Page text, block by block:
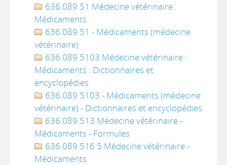
636.089 51 Médecine vétérinaire :
Médicaments
636.089 51 - Médicaments (médecine
vétérinaire)
636.089 5103 Médecine vétérinaire :
Médicaments : Dictionnaires et
encyclopédies
636.089 5103 - Médicaments (médecine
vétérinaire) - Dictionnaires et encyclopédies
636.089 513 Médecine vétérinaire -
Médicaments - Formules
636.089 516 5 Médecine vétérinaire -
Médicaments